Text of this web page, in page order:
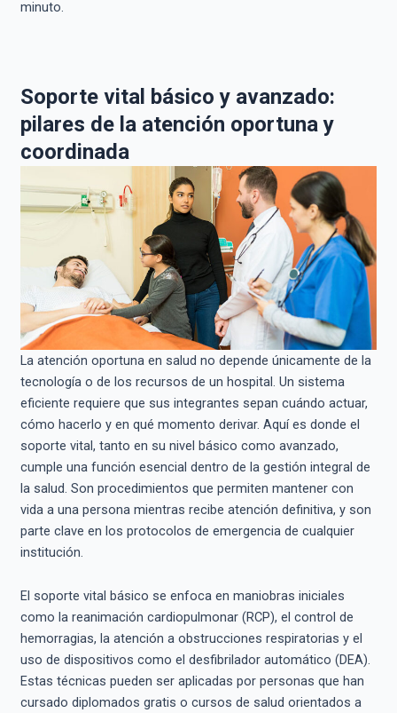
minuto.
Soporte vital básico y avanzado:
pilares de la atención oportuna y
coordinada
La atención oportuna en salud no depende únicamente de la
tecnología o de los recursos de un hospital. Un sistema
eficiente requiere que sus integrantes sepan cuándo actuar,
cómo hacerlo y en qué momento derivar. Aquí es donde el
soporte vital, tanto en su nivel básico como avanzado,
cumple una función esencial dentro de la gestión integral de
la salud. Son procedimientos que permiten mantener con
vida a una persona mientras recibe atención definitiva, y son
parte clave en los protocolos de emergencia de cualquier
institución.
El soporte vital básico se enfoca en maniobras iniciales
como la reanimación cardiopulmonar (RCP), el control de
hemorragias, la atención a obstrucciones respiratorias y el
uso de dispositivos como el desfibrilador automático (DEA).
Estas técnicas pueden ser aplicadas por personas que han
cursado diplomados gratis o cursos de salud orientados a